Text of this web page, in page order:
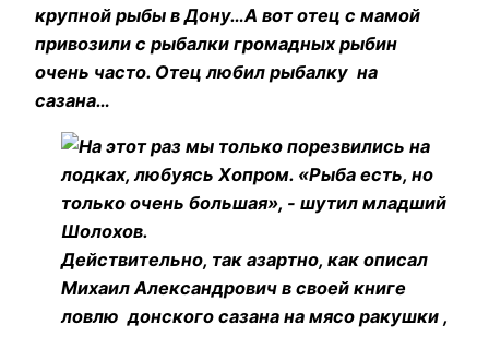
крупной рыбы в Дону…А вот отец с мамой
привозили с рыбалки громадных рыбин
очень часто. Отец любил рыбалку на
сазана…
Действительно, так азартно, как описал
Михаил Александрович в своей книге
ловлю донского сазана на мясо ракушки ,